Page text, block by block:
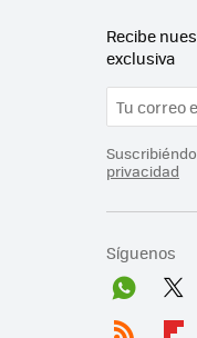
Recibe
exclusiva
privacidad
Síguenos
Wh
Twit